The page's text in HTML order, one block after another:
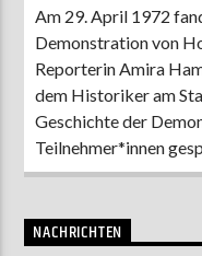
Am 29. April 1972
Demonstration von
Reporterin Amira
dem Historiker am
Geschichte der
Teilnehmer*innen
NACHRICHTEN